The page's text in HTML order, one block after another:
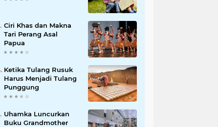
Ciri Khas dan Makna
Tari Perang Asal
Papua
Ketika Tulang Rusuk
Harus Menjadi Tulang
Punggung
Uhamka Luncurkan
Buku Grandmother